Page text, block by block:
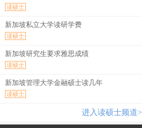
读硕士
新加坡私立大学读研学费
读硕士
新加坡研究生要求雅思成绩
读硕士
新加坡管理大学金融硕士读几年
读硕士
进入读硕士频道>